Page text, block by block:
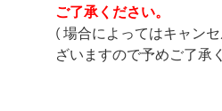
ご了承ください。
( 場合によってはキャン
ざいますので予めご了承